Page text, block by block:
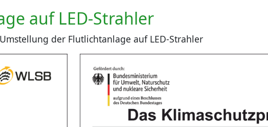
auf LED-Strahler
der Flutlichtanlage auf LED-Strahler